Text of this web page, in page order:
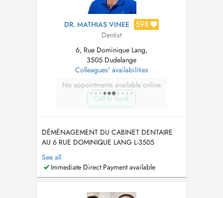
DR. MATHIAS VINEE 598
Dentist
6, Rue Dominique Lang,
3505 Dudelange
Colleagues' availabilities
No appointments available online
Call to book
DÉMÉNAGEMENT DU CABINET DENTAIRE
AU 6 RUE DOMINIQUE LANG L-3505
DUDELANGE A PARTIR DU 15/06/2026
URGENCE SOIR/WEEK END : +352 621 640
049 PRISE DE RDV PAR
640 049 TIERS PAYANT DISPONIBLE,
See all
Immediate Direct Payment available